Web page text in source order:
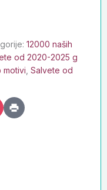
12000 naših
od 2020-2025 g
motivi Salvete od